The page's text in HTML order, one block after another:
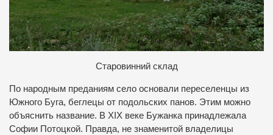
Старовинний склад
По народным преданиям село основали переселенцы из
Южного Буга, беглецы от подольских панов. Этим можно
объяснить название. В XIX веке Бужанка принадлежала
Софии Потоцкой. Правда, не знаменитой владелицы